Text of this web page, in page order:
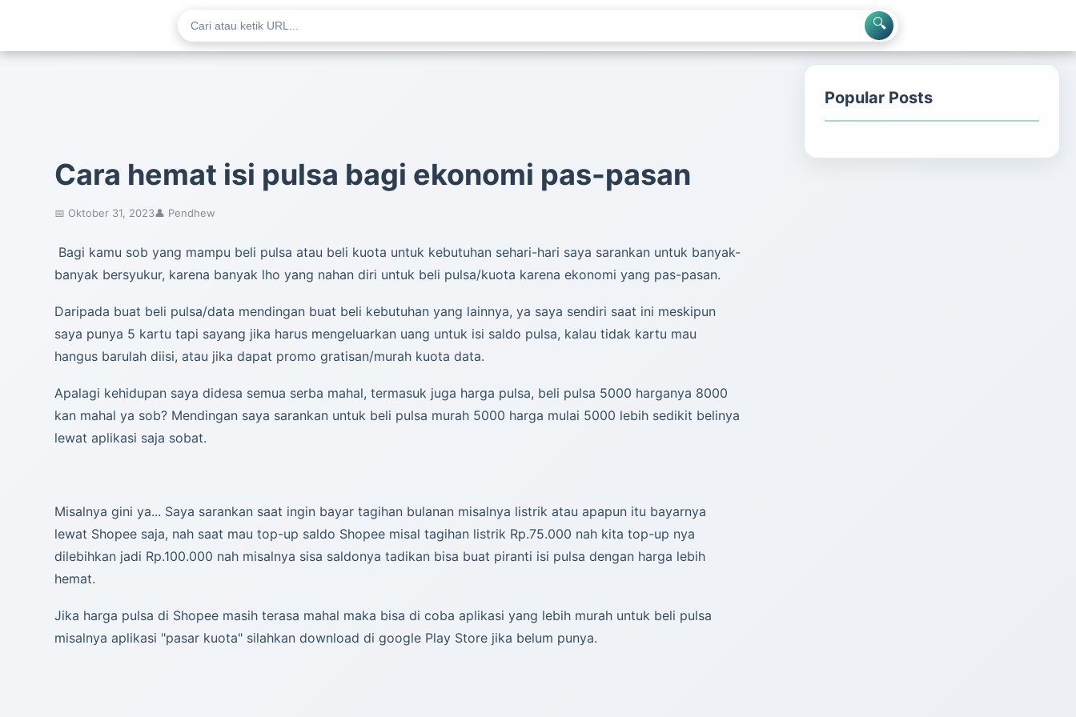
🔍
Cara hemat isi pulsa bagi ekonomi pas-pasan
📅 Oktober 31, 2023👤 Pendhew
Bagi kamu sob yang mampu beli pulsa atau beli kuota untuk kebutuhan sehari-hari saya sarankan untuk banyak-
banyak bersyukur, karena banyak lho yang nahan diri untuk beli pulsa/kuota karena ekonomi yang pas-pasan.
Daripada buat beli pulsa/data mendingan buat beli kebutuhan yang lainnya, ya saya sendiri saat ini meskipun
saya punya 5 kartu tapi sayang jika harus mengeluarkan uang untuk isi saldo pulsa, kalau tidak kartu mau
hangus barulah diisi, atau jika dapat promo gratisan/murah kuota data.
Apalagi kehidupan saya didesa semua serba mahal, termasuk juga harga pulsa, beli pulsa 5000 harganya 8000
kan mahal ya sob? Mendingan saya sarankan untuk beli pulsa murah 5000 harga mulai 5000 lebih sedikit belinya
lewat aplikasi saja sobat.
Misalnya gini ya... Saya sarankan saat ingin bayar tagihan bulanan misalnya listrik atau apapun itu bayarnya
lewat Shopee saja, nah saat mau top-up saldo Shopee misal tagihan listrik Rp.75.000 nah kita top-up nya
dilebihkan jadi Rp.100.000 nah misalnya sisa saldonya tadikan bisa buat piranti isi pulsa dengan harga lebih
hemat.
Jika harga pulsa di Shopee masih terasa mahal maka bisa di coba aplikasi yang lebih murah untuk beli pulsa
misalnya aplikasi "pasar kuota" silahkan download di google Play Store jika belum punya.
Popular Posts